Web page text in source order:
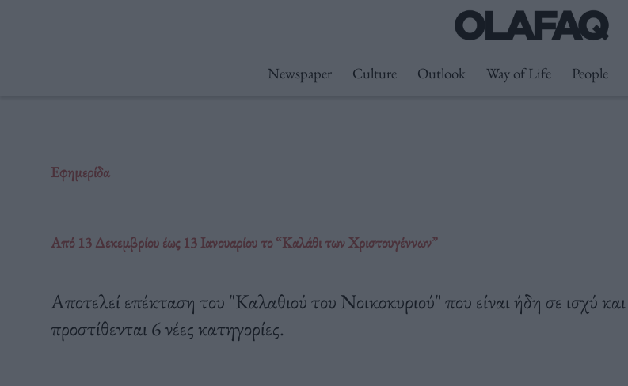
Newspaper Culture Outlook Way of Life People
Εφημερίδα
Από 13 Δεκεμβρίου έως 13 Ιανουαρίου το “Καλάθι των Χριστουγέννων”
Αποτελεί επέκταση του "Καλαθιού του Νοικοκυριού" που είναι ήδη σε ισχύ και
προστίθενται 6 νέες κατηγορίες.